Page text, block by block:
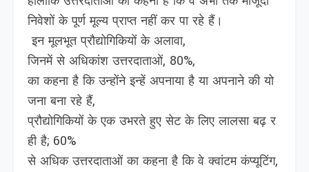
निवेशों के पूर्ण मूल्य प्राप्‍त नहीं कर पा रहे हैं।
इन मूलभूत प्रौद्योगिकियों के अलावा,
जिनमें से अधिकांश उत्तरदाताओं, 80%,
का कहना है कि उन्होंने इन्‍हें अपनाया है या अपनाने की यो
जना बना रहे हैं,
प्रौद्योगिकियों के एक उभरते हुए सेट के लिए लालसा बढ़ र
ही है; 60%
से अधिक उत्तरदाताओं का कहना है कि वे क्वांटम कंप्यूटिंग,